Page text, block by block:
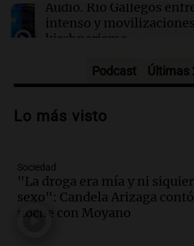
Audio. Río Gallegos
intenso y
kirchnerismo
Audio.Debate en el
la soberanía digital en
Audio.
Mendoza se
de semana helado y
marchan contra reforma
Panorama Federal
Podcast Últimas
Lo más visto
Sociedad
"La droga era mía y ni
sexo": Candela Arizaga
noche con Moyano